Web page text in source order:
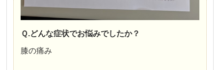
Ｑ.どんな症状でお悩みでしたか？
膝の痛み